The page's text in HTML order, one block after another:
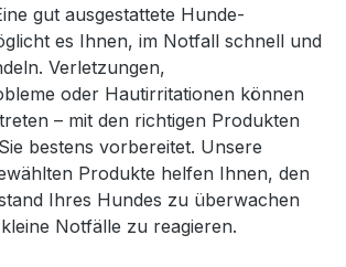
gut ausgestattete Hunde-
es Ihnen, im Notfall schnell und
Verletzungen,
oder Hautirritationen können
– mit den richtigen Produkten
bestens vorbereitet. Unsere
Produkte helfen Ihnen, den
Ihres Hundes zu überwachen
Notfälle zu reagieren.